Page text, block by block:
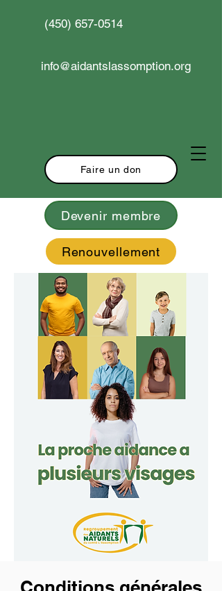
Devenir membre
Renouvellement
(450) 657-0514
info@aidantslassomption.org
Faire un don